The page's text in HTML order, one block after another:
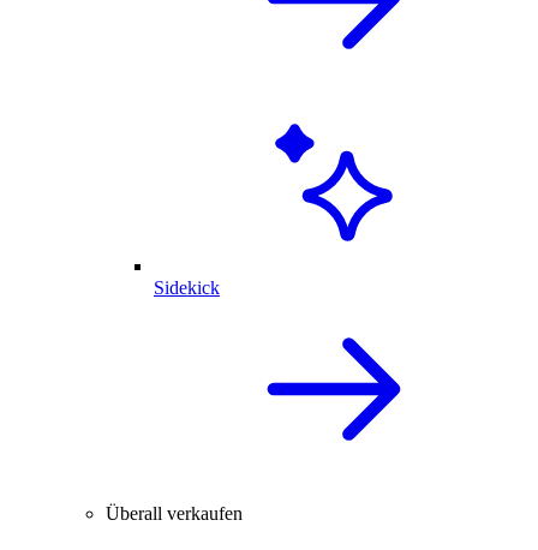
Sidekick
Überall verkaufen